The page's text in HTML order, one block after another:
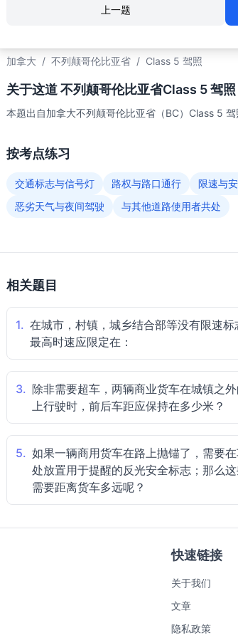
上一题
加拿大 / 不列颠哥伦比亚省 / Class 5 驾照
关于这道 不列颠哥伦比亚省Class 5 驾
本题出自加拿大不列颠哥伦比亚省（BC）Class 5
按考点练习
交通标志与信号灯 路权与路口通行 限速与
恶劣天气与夜间驾驶
与其他道路使用者共处
相关题目
1. 在城市，村镇，城乡结合部等没有限速标
最高时速应限定在：
3. 除非需要超车，两辆商业货车在城镇之
上行驶时，前后车距应保持在多少米？
5. 如果一辆商用货车在路上抛锚了，需要
处放置用于提醒的反光安全标志；那么
需要距离货车多远呢？
快速链接
关于我们
文章
隐私政策